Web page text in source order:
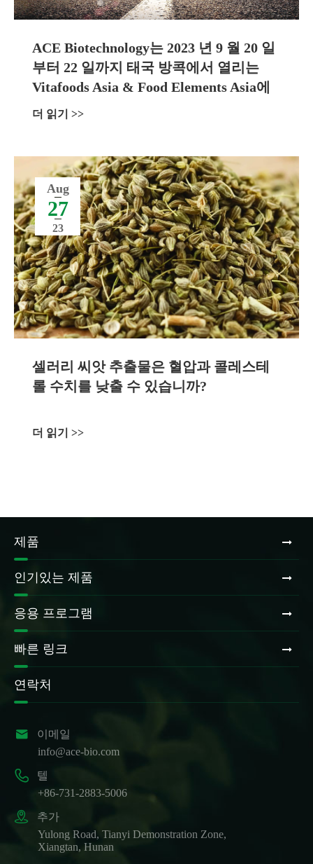
ACE Biotechnology는 2023 년 9 월 20 일
부터 22 일까지 태국 방콕에서 열리는
Vitafoods Asia & Food Elements Asia에
참석합니다.
더 읽기 >>
Aug
27
23
셀러리 씨앗 추출물은 혈압과 콜레스테
롤 수치를 낮출 수 있습니까?
더 읽기 >>
제품
인기있는 제품
응용 프로그램
빠른 링크
연락처

이메일
info@ace-bio.com

텔
+86-731-2883-5006

추가
Yulong Road, Tianyi Demonstration Zone,
Xiangtan, Hunan